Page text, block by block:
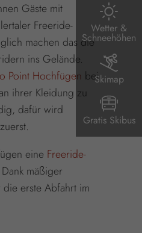
Wetter &
Schneehöhen
Skimap
Gratis Skibus
Gäste mit
Freeride-
machen das die
ins Gelände.
Point Hochfügen bei
ihrer Kleidung zu
dafür wird
eine Freeride-
mäßiger
erste Abfahrt im